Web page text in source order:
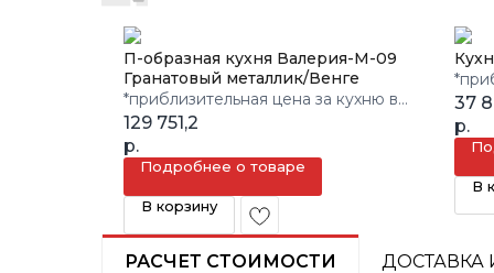
П-образная кухня Валерия-М-09
Гранатовый металлик/Венге
*приблизительная цена за кухню в
3 кв.м.
129 751,2
р.
Подробнее о товаре
В корзину
3
37
р.
В
РАСЧЕТ СТОИМОСТИ ДОСТАВКА